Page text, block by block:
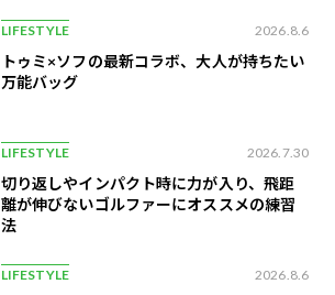
LIFESTYLE 2026.8.6
トゥミ×ソフの最新コラボ、大人が持ちたい
万能バッグ
LIFESTYLE 2026.7.30
切り返しやインパクト時に力が入り、飛距
離が伸びないゴルファーにオススメの練習
法
LIFESTYLE 2026.8.6